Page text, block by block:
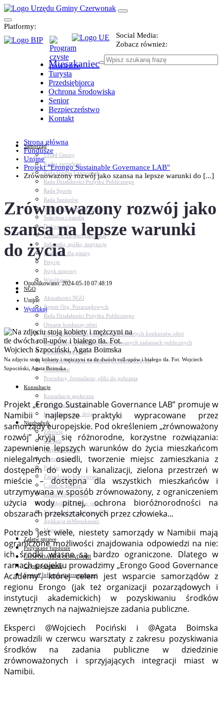
Platformy:
Social Media:
Zobacz również:
Mieszkaniec
Turysta
Przedsiębiorca
Ochrona Środowiska
Senior
Bezpieczeństwo
Kontakt
Samorząd
Urząd Gminy
Kadra zarządcza
Rada Gminy Czerwonak
Rada Działalności Pożytku Publicznego
Rada Sportu
Rada Seniorów
Młodzieżowa Rada Gminy
Sołectwa i osiedla
Dokumenty
Udział w Stowarzyszeniach
Jednostki, spółki, instytucje
Zasłużeni dla gminy
Petycje
Język migowy
Współpraca
NGO
Aktualności NGO
Rejestr Org. Pozarządowych
Rada Działalności Pożytku Publicznego
Otwarte konkursy ofert
Dotacje udzielone z pominięciem otwartych konkursów ofert
Komunikaty organizacji o realizowanych zadaniach publicznych
Konsultacje z NGO
Centrum Wsparcia Organizacji Pozarządowych
Wolontariat
Procedury, formularze, pliki do pobrania
Konsultacje
Konsultacje społeczne
Konsultacje z NGO
Konsultacje dot. dróg
Niezbędnik
Zdrowie
Oświata
Bezpieczeństwo
Komunikacja
Parafie
Zarządzanie kryzysowe
C.ześć w gminie!
Budżet obywatelski
Nieodpłatna pomoc prawna
Niezbędnik mieszkańca PDF
Aplikacja mMieszkaniec
Mapa gminy
Załatw sprawę
Pozyskane fundusze
GOSPODARKA ODPADAMI
Czyste powietrze
System Informacji przestrzennej
Strona główna
Fundusze
Unijne
Projekt "Erongo Sustainable Governance LAB"
Zrównowazony rozwój jako szansa na lepsze warunki do [...]
Zrównowazony rozwój jako
szansa na lepsze warunki
do życia
Opublikowano: 2024-05-10 07:48:19
Unijne
Wydrukuj
Na zdjęciu stoją kobiety i mężczyni na tle dwóch roll-upów i białego tła. Fot. Wojciech
Szpociński, Agata Boimska
Projekt „Erongo Sustainable Governance LAB” promuje w
Namibii najlepsze praktyki wypracowane przez
samorządy europejskie. Pod określeniem „zrównoważony
rozwój” kryją się różnorodne, korzystne rozwiązania:
zapewnienie lepszych warunków do życia mieszkańcom
nielegalnych osiedli, tworzenie miejsc zamieszkania z
dostępem do wody i kanalizacji, zielona przestrzeń w
mieście – dostępna dla wszystkich mieszkańców i
utrzymywana w sposób zrównoważony, z ograniczeniem
użycia wody pitnej, ochrona bioróżnorodności na
obszarach przekształconych przez człowieka...
Potrzeb jest wiele, niestety samorządy w Namibii mają
ograniczone możliwości znajdowania odpowiedzi na nie:
ich środki własne są bardzo ograniczone. Dlatego w
ramach projektu prowadzimy „Erongo Good Governance
Academy”, której celem jest wsparcie samorządów z
regionu Erongo (jak też organizacji pozarządowych i
instytucji akademickich) w pozyskiwaniu środków
zewnętrznych na najważniejsze zadania publiczne.
Eksperci @Wojciech Pociński i @Agata Boimska
prowadzili w czerwcu warsztaty z zakresu pozyskiwania
środków na zadania publiczne w dziedzinie
zrównoważonych i sprzyjających integracji miast w
Namibii.